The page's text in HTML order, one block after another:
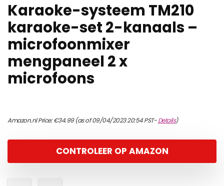
Karaoke-systeem TM210
karaoke-set 2-kanaals –
microfoonmixer
mengpaneel 2 x
microfoons
Amazon.nl Price:€34.99(as of 09/04/2023 20:54 PST-Details)
CONTROLEER OP AMAZON